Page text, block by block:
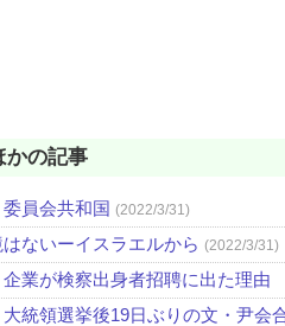
かの記事
委員会共和国 (2022/3/31)
ないーイスラエルから (2022/3/31)
企業が検察出身者招聘に出た理
大統領選挙後19日ぶりの文・尹会